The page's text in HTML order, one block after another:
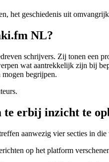
het geschiedenis uit
NL?
schrijvers. Zij tonen een
wat aantrekkelijk zijn bij
mogen begrijpen.
erbij inzicht te
aanwezig vier secties in die
op het platform